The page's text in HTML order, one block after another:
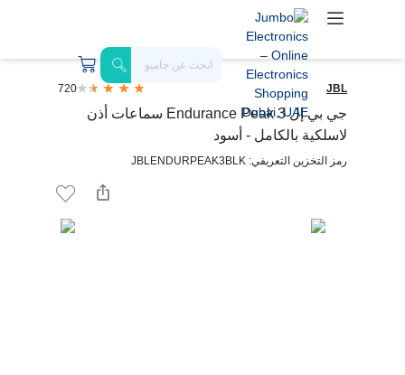
JBL
720
جي بي إل Endurance Peak 3 سماعات أذن
لاسلكية بالكامل - أسود
رمز التخزين التعريفي: JBLENDURPEAK3BLK